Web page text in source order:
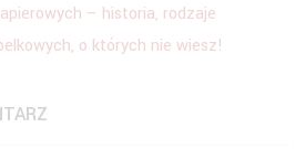
– historia, rodzaje
o których nie wiesz!